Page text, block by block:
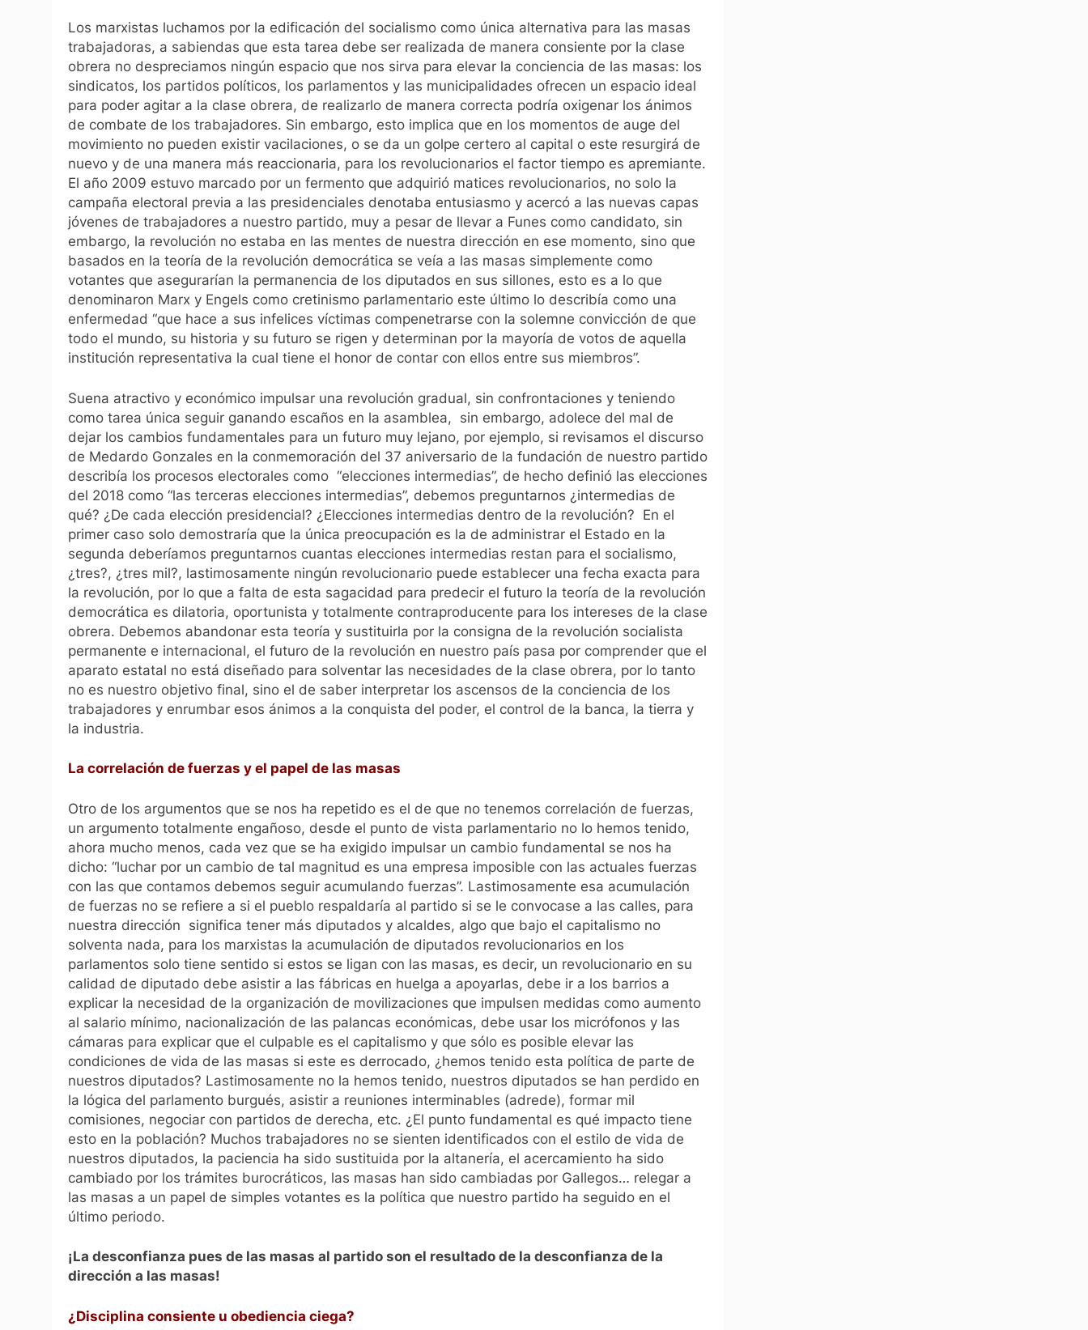
Los marxistas luchamos por la edificación del socialismo como única alternativa para las masas
trabajadoras, a sabiendas que esta tarea debe ser realizada de manera consiente por la clase
obrera no despreciamos ningún espacio que nos sirva para elevar la conciencia de las masas: los
sindicatos, los partidos políticos, los parlamentos y las municipalidades ofrecen un espacio ideal
para poder agitar a la clase obrera, de realizarlo de manera correcta podría oxigenar los ánimos
de combate de los trabajadores. Sin embargo, esto implica que en los momentos de auge del
movimiento no pueden existir vacilaciones, o se da un golpe certero al capital o este resurgirá de
nuevo y de una manera más reaccionaria, para los revolucionarios el factor tiempo es apremiante.
El año 2009 estuvo marcado por un fermento que adquirió matices revolucionarios, no solo la
campaña electoral previa a las presidenciales denotaba entusiasmo y acercó a las nuevas capas
jóvenes de trabajadores a nuestro partido, muy a pesar de llevar a Funes como candidato, sin
embargo, la revolución no estaba en las mentes de nuestra dirección en ese momento, sino que
basados en la teoría de la revolución democrática se veía a las masas simplemente como
votantes que asegurarían la permanencia de los diputados en sus sillones, esto es a lo que
denominaron Marx y Engels como cretinismo parlamentario este último lo describía como una
enfermedad “que hace a sus infelices víctimas compenetrarse con la solemne convicción de que
todo el mundo, su historia y su futuro se rigen y determinan por la mayoría de votos de aquella
institución representativa la cual tiene el honor de contar con ellos entre sus miembros”.
Suena atractivo y económico impulsar una revolución gradual, sin confrontaciones y teniendo
como tarea única seguir ganando escaños en la asamblea, sin embargo, adolece del mal de
dejar los cambios fundamentales para un futuro muy lejano, por ejemplo, si revisamos el discurso
de Medardo Gonzales en la conmemoración del 37 aniversario de la fundación de nuestro partido
describía los procesos electorales como “elecciones intermedias”, de hecho definió las elecciones
del 2018 como “las terceras elecciones intermedias”, debemos preguntarnos ¿intermedias de
qué? ¿De cada elección presidencial? ¿Elecciones intermedias dentro de la revolución? En el
primer caso solo demostraría que la única preocupación es la de administrar el Estado en la
segunda deberíamos preguntarnos cuantas elecciones intermedias restan para el socialismo,
¿tres?, ¿tres mil?, lastimosamente ningún revolucionario puede establecer una fecha exacta para
la revolución, por lo que a falta de esta sagacidad para predecir el futuro la teoría de la revolución
democrática es dilatoria, oportunista y totalmente contraproducente para los intereses de la clase
obrera. Debemos abandonar esta teoría y sustituirla por la consigna de la revolución socialista
permanente e internacional, el futuro de la revolución en nuestro país pasa por comprender que el
aparato estatal no está diseñado para solventar las necesidades de la clase obrera, por lo tanto
no es nuestro objetivo final, sino el de saber interpretar los ascensos de la conciencia de los
trabajadores y enrumbar esos ánimos a la conquista del poder, el control de la banca, la tierra y
la industria.
La correlación de fuerzas y el papel de las masas
Otro de los argumentos que se nos ha repetido es el de que no tenemos correlación de fuerzas,
un argumento totalmente engañoso, desde el punto de vista parlamentario no lo hemos tenido,
ahora mucho menos, cada vez que se ha exigido impulsar un cambio fundamental se nos ha
dicho: “luchar por un cambio de tal magnitud es una empresa imposible con las actuales fuerzas
con las que contamos debemos seguir acumulando fuerzas”. Lastimosamente esa acumulación
de fuerzas no se refiere a si el pueblo respaldaría al partido si se le convocase a las calles, para
nuestra dirección significa tener más diputados y alcaldes, algo que bajo el capitalismo no
solventa nada, para los marxistas la acumulación de diputados revolucionarios en los
parlamentos solo tiene sentido si estos se ligan con las masas, es decir, un revolucionario en su
calidad de diputado debe asistir a las fábricas en huelga a apoyarlas, debe ir a los barrios a
explicar la necesidad de la organización de movilizaciones que impulsen medidas como aumento
al salario mínimo, nacionalización de las palancas económicas, debe usar los micrófonos y las
cámaras para explicar que el culpable es el capitalismo y que sólo es posible elevar las
condiciones de vida de las masas si este es derrocado, ¿hemos tenido esta política de parte de
nuestros diputados? Lastimosamente no la hemos tenido, nuestros diputados se han perdido en
la lógica del parlamento burgués, asistir a reuniones interminables (adrede), formar mil
comisiones, negociar con partidos de derecha, etc. ¿El punto fundamental es qué impacto tiene
esto en la población? Muchos trabajadores no se sienten identificados con el estilo de vida de
nuestros diputados, la paciencia ha sido sustituida por la altanería, el acercamiento ha sido
cambiado por los trámites burocráticos, las masas han sido cambiadas por Gallegos… relegar a
las masas a un papel de simples votantes es la política que nuestro partido ha seguido en el
último periodo.
¡La desconfianza pues de las masas al partido son el resultado de la desconfianza de la
dirección a las masas!
¿Disciplina consiente u obediencia ciega?